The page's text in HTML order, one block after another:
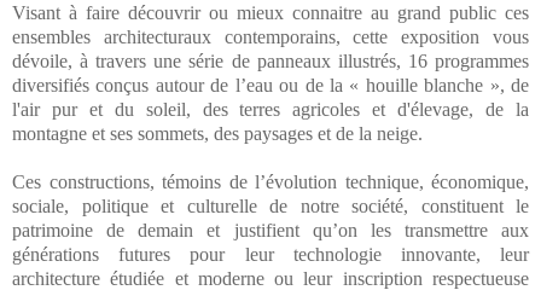
Visant à faire découvrir ou mieux connaitre au grand public ces
ensembles architecturaux contemporains, cette exposition vous
dévoile, à travers une série de panneaux illustrés, 16 programmes
diversifiés conçus autour de l’eau ou de la « houille blanche », de
l'air pur et du soleil, des terres agricoles et d'élevage, de la
montagne et ses sommets, des paysages et de la neige.
Ces constructions, témoins de l’évolution technique, économique,
sociale, politique et culturelle de notre société, constituent le
patrimoine de demain et justifient qu’on les transmettre aux
générations futures pour leur technologie innovante, leur
architecture étudiée et moderne ou leur inscription respectueuse